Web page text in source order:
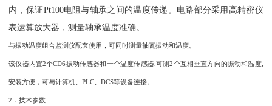
内，保证Pt100电阻与轴承之间的温度传递。电路部分采用高精密仪
表运算放大器，测量轴承温度准确。
与振动温度组合监测仪配套使用，可同时测量轴瓦振动和温度。
该仪器内置2个CD6振动传感器和一个温度传感器,可测2个互相垂直方向的振动和温度,
安装方便，可与计算机、PLC、DCS等设备连接。
2．技术参数